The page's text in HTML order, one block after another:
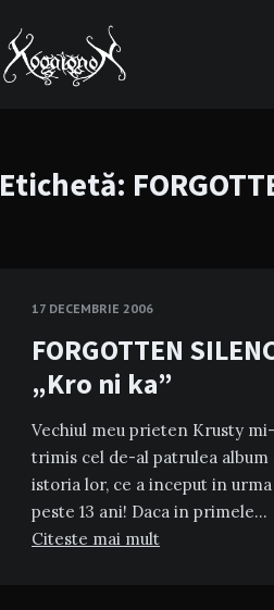
Etichetă:
17 DECEMBRIE 2006
FORGOTTEN
„Kro ni ka”
Vechiul meu prieten Krusty
trimis cel de-al patrulea album
istoria lor, ce a inceput in urma
peste 13 ani! Daca in primele…
Citeste mai mult